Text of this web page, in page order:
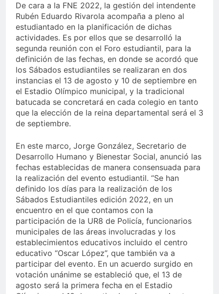
De cara a la FNE 2022, la gestión del intendente
Rubén Eduardo Rivarola acompaña a pleno al
estudiantado en la planificación de dichas
actividades. Es por ellos que se desarrolló la
segunda reunión con el Foro estudiantil, para la
definición de las fechas, en donde se acordó que
los Sábados estudiantiles se realizaran en dos
instancias el 13 de agosto y 10 de septiembre en
el Estadio Olímpico municipal, y la tradicional
batucada se concretará en cada colegio en tanto
que la elección de la reina departamental será el 3
de septiembre.
En este marco, Jorge González, Secretario de
Desarrollo Humano y Bienestar Social, anunció las
fechas establecidas de manera consensuada para
la realización del evento estudiantil. “Se han
definido los días para la realización de los
Sábados Estudiantiles edición 2022, en un
encuentro en el que contamos con la
participación de la UR8 de Policía, funcionarios
municipales de las áreas involucradas y los
establecimientos educativos incluido el centro
educativo “Oscar López”, que también va a
participar del evento. En un acuerdo surgido en
votación unánime se estableció que, el 13 de
agosto será la primera fecha en el Estadio